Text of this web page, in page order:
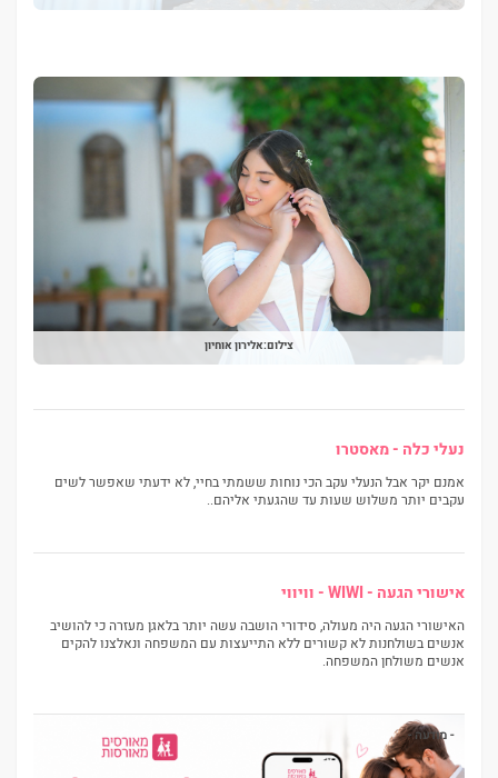
צילום:אלירון אוחיון
נעלי כלה - מאסטרו
אמנם יקר אבל הנעלי עקב הכי נוחות ששמתי בחיי, לא ידעתי שאפשר לשים
עקבים יותר משלוש שעות עד שהגעתי אליהם..
אישורי הגעה - WIWI - וויווי
האישורי הגעה היה מעולה, סידורי הושבה עשה יותר בלאגן מעזרה כי להושיב
אנשים בשולחנות לא קשורים ללא התייעצות עם המשפחה ונאלצנו להקים
אנשים משולחן המשפחה.
- מודעה -